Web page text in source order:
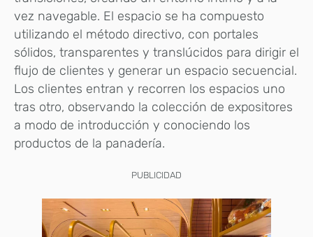
vez navegable. El espacio se ha compuesto
utilizando el método directivo, con portales
sólidos, transparentes y translúcidos para dirigir el
flujo de clientes y generar un espacio secuencial.
Los clientes entran y recorren los espacios uno
tras otro, observando la colección de expositores
a modo de introducción y conociendo los
productos de la panadería.
PUBLICIDAD